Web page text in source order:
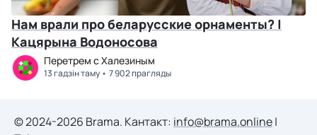
Нам врали про беларусские орнаменты? |
Кацярына Водоносова
Перетрем с Халезиным
13 гадзін таму 7 902 прагляды
© 2024-2026 Brama. Кантакт: info@brama.online|